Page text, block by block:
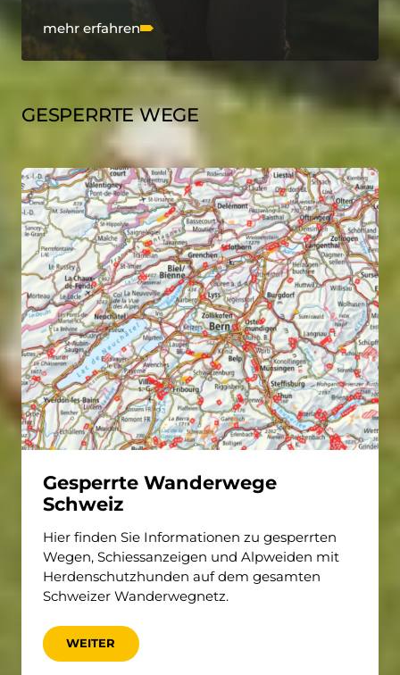
mehr erfahren
GESPERRTE WEGE
Gesperrte Wanderwege
Schweiz
Hier finden Sie Informationen zu gesperrten
Wegen, Schiessanzeigen und Alpweiden mit
Herdenschutzhunden auf dem gesamten
Schweizer Wanderwegnetz.
WEITER